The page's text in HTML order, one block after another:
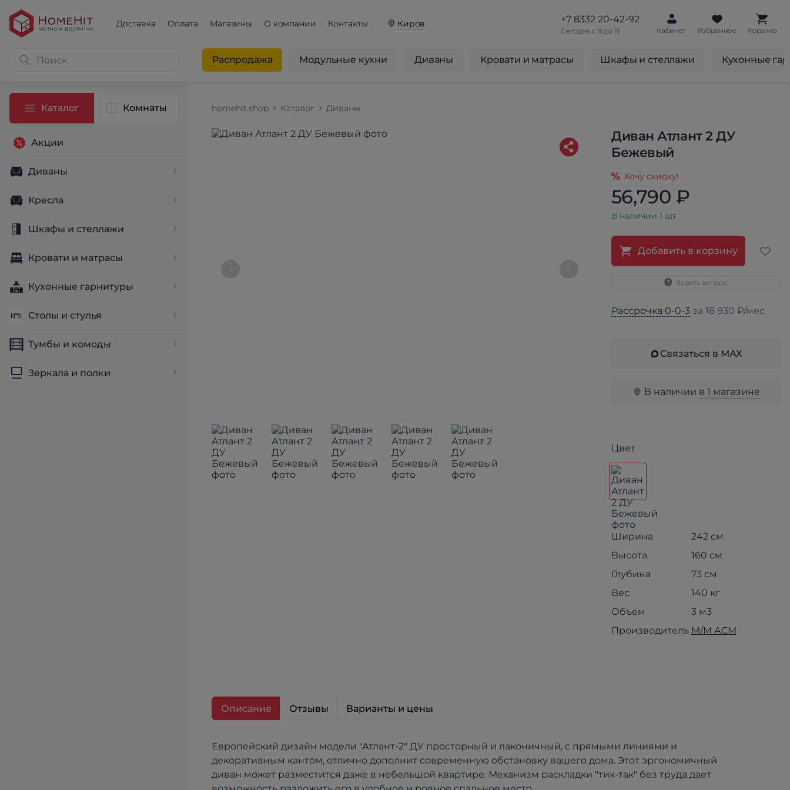
Доставка Оплата Магазины О компании Контакты Киров +7 8332 20-42-92
Сегодня с 9 до 19 Кабинет Избранное Корзина
Распродажа Модульные кухни Диваны Кровати и матрасы Шкафы и стеллажи Кухонные
Каталог Комнаты
Акции
Диваны
Кресла
Шкафы и стеллажи
Кровати и матрасы
Кухонные гарнитуры
Столы и стулья
Тумбы и комоды
Зеркала и полки
homehit.shop Каталог Диваны
Диван Атлант 2 ДУ
Бежевый
Хочу скидку!
56,790 ₽
В наличии 1 шт.
Добавить в корзину
Задать вопрос
Рассрочка 0-0-3 за 18 930 ₽/мес
Связаться в МАХ
В наличии в 1 магазине
Цвет
Ширина
242 см
Высота
160 см
Глубина
73 см
Вес
140 кг
Объем
3 м3
Производитель М/М АСМ
Описание Отзывы Варианты и цены
Европейский дизайн модели "Атлант-2" ДУ просторный и лаконичный, с прямыми линиями и
декоративным кантом, отлично дополнит современную обстановку вашего дома. Этот эргономичный
диван может разместится даже в небельшой квартире. Механизм раскладки "тик-так" без труда дает